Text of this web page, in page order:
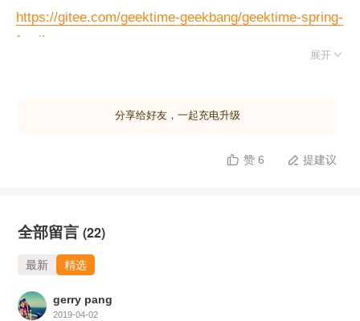
https://gitee.com/geektime-geekbang/geektime-spring-
family
展开 
分享给好友，一起充电升级
 赞 6  提建议
全部留言 (22)
最新 精选
gerry pang
2019-04-02